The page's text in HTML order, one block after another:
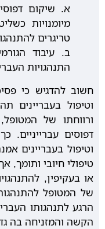
א. שיקום
מיומנויות
טריגרים
ב. עיבוד
התנהגויות
חשוב להדגיש כי
וטיפול בעבריינים
ורווחתו של
דפוסים
וטיפול בעבריינים
טיפולי חיובי ותומך,
או בעקיפין,
של המטופל
הרגע לתנהגותו
הקשה והמזניחה בה